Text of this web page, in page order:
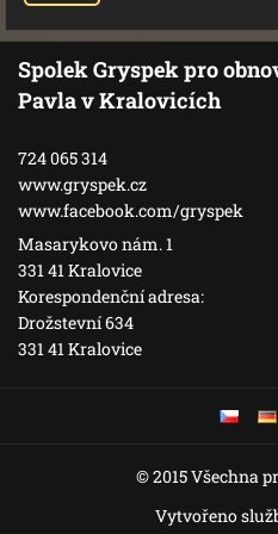
Spolek Gryspek pro
Pavla v Kralovicích
724 065 314
www.gryspek.cz
www.facebook.com/gryspek
Masarykovo nám. 1
331 41 Kralovice
Korespondenční adresa:
Drožstevní 634
331 41 Kralovice
© 2015 Všechna
Vytvořeno